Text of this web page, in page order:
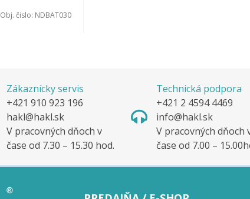
Obj. čislo: NDBAT030
Zákaznícky servis
+421 910 923 196
hakl@hakl.sk
V pracovných dňoch v
čase od 7.30 – 15.30 hod.
Technická podpora
+421 2 4594 4469
info@hakl.sk
V pracovných dňoch
čase od 7.00 –